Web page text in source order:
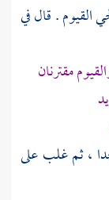
القيوم . قال في
مقترنان
، ثم غلب على